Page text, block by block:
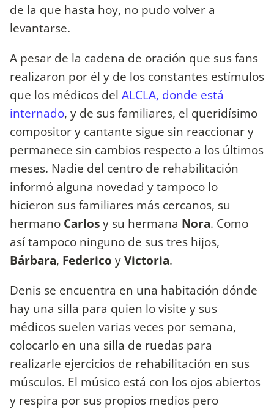
de la que hasta hoy, no pudo volver a
levantarse.
A pesar de la cadena de oración que sus fans
realizaron por él y de los constantes estímulos
que los médicos del ALCLA, donde está
internado, y de sus familiares, el queridísimo
compositor y cantante sigue sin reaccionar y
permanece sin cambios respecto a los últimos
meses. Nadie del centro de rehabilitación
informó alguna novedad y tampoco lo
hicieron sus familiares más cercanos, su
hermano Carlosy su hermana Nora. Como
así tampoco ninguno de sus tres hijos,
Bárbara, Federico yVictoria.
Denis se encuentra en una habitación dónde
hay una silla para quien lo visite y sus
médicos suelen varias veces por semana,
colocarlo en una silla de ruedas para
realizarle ejercicios de rehabilitación en sus
músculos. El músico está con los ojos abiertos
y respira por sus propios medios pero